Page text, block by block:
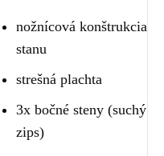
nožnícová konštrukcia
stanu
strešná plachta
3x bočné steny (suchý
zips)